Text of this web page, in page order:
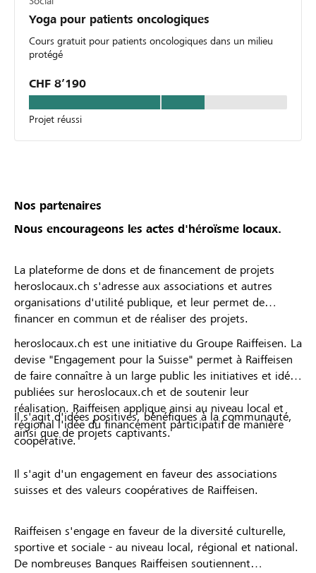
Yoga pour patients oncologiques
Cours gratuit pour patients oncologiques dans un milieu
protégé
CHF 8’190
Projet réussi
Nos partenaires
Nous encourageons les actes d'héroïsme locaux.
La plateforme de dons et de financement de projets
heroslocaux.ch s'adresse aux associations et autres
organisations d'utilité publique, et leur permet de
financer en commun et de réaliser des projets.
heroslocaux.ch est une initiative du Groupe Raiffeisen. La
devise "Engagement pour la Suisse" permet à Raiffeisen
de faire connaître à un large public les initiatives et idées
publiées sur heroslocaux.ch et de soutenir leur
réalisation. Raiffeisen applique ainsi au niveau local et
régional l'idée du financement participatif de manière
coopérative.
Il s'agit d'idées positives, bénéfiques à la communauté,
ainsi que de projets captivants.
Il s'agit d'un engagement en faveur des associations
suisses et des valeurs coopératives de Raiffeisen.
Raiffeisen s'engage en faveur de la diversité culturelle,
sportive et sociale - au niveau local, régional et national.
De nombreuses Banques Raiffeisen soutiennent